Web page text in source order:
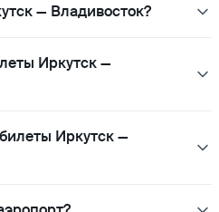
— Владивосток?
Иркутск —
Иркутск —